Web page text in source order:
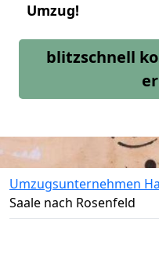
Umzug!
blitzschnell
Umzugsunternehmen
Saale nach Rosenfeld